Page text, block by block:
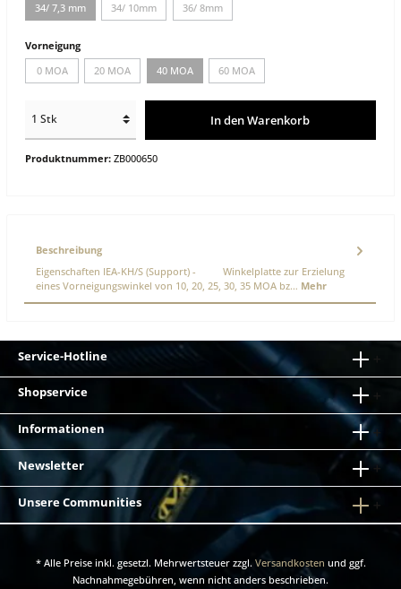
34/ 7,3 mm
34/ 10mm 36/ 8mm
Vorneigung
0 MOA
20 MOA 40 MOA 60 MOA
In den Warenkorb
Produktnummer: ZB000650
Beschreibung
Eigenschaften IEA-KH/S (Support) - Winkelplatte zur Erzielung
eines Vorneigungswinkel von 10, 20, 25, 30, 35 MOA bz… Mehr
Service-Hotline
Shopservice
Informationen
Newsletter
Unsere Communities
* Alle Preise inkl. gesetzl. Mehrwertsteuer zzgl. Versandkosten und ggf.
Nachnahmegebühren, wenn nicht anders beschrieben.